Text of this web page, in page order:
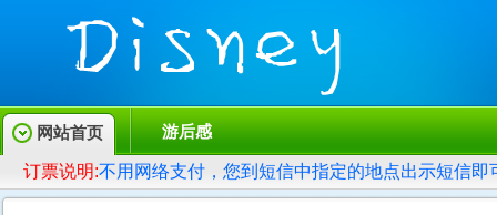
网站首页 游后感
订票说明:不用网络支付，您到短信中指定的地点出示短信